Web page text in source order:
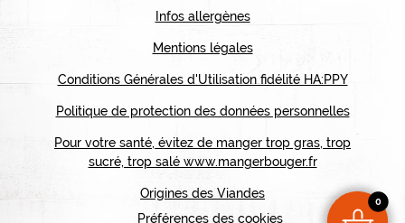
0
Infos allergènes
Mentions légales
Conditions Générales d'Utilisation fidélité HA:PPY
Politique de protection des données personnelles
Pour votre santé, évitez de manger trop gras, trop
sucré, trop salé www.mangerbouger.fr
Origines des Viandes
Préférences des cookies